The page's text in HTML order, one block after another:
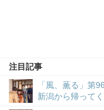
注目記事
「風、薫る」第
新潟から帰って